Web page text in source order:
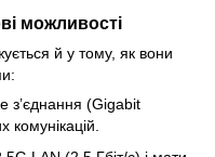
можливості
й у тому, як вони
з’єднання (Gigabit